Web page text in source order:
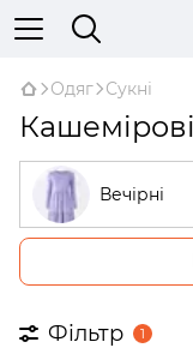
Одяг Сукні
Вечірні
Великі
На запах
Фільтр 1